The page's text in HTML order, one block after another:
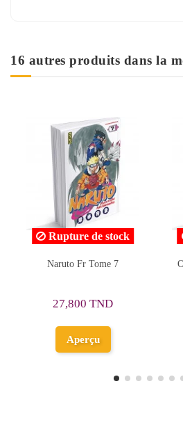
16 autres produits dans la
Rupture de stock
One-Punch Man, English,
38,350 TND
Aperçu